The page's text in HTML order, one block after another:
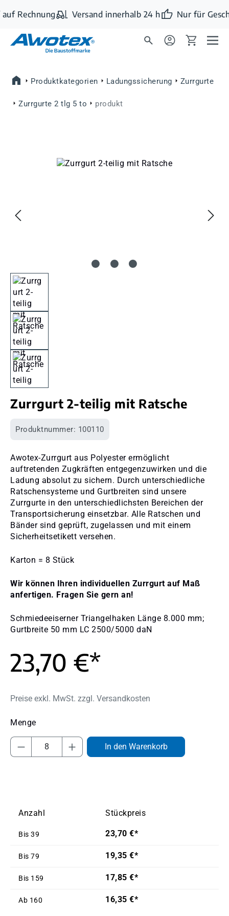
Zum Hauptinhalt springen
Rechnung Versand innerhalb 24 h Nur für
Produktkategorien Ladungssicherung Zurrgurte
Zurrgurte 2 tlg 5 to produkt
Bildergalerie überspringen
Zurrgurt 2-teilig mit Ratsche
Produktnummer: 100110
Awotex-Zurrgurt aus Polyester ermöglicht
auftretenden Zugkräften entgegenzuwirken und die
Ladung absolut zu sichern. Durch unterschiedliche
Ratschensysteme und Gurtbreiten sind unsere
Zurrgurte in den unterschiedlichsten Bereichen der
Transportsicherung einsetzbar. Alle Ratschen und
Bänder sind geprüft, zugelassen und mit einem
Sicherheitsetikett versehen.
Karton = 8 Stück
Wir können Ihren individuellen Zurrgurt auf Maß
anfertigen. Fragen Sie gern an!
Schmiedeeiserner Triangelhaken Länge 8.000 mm;
Gurtbreite 50 mm LC 2500/5000 daN
23,70 €*
Preise exkl. MwSt. zzgl. Versandkosten
Produkt Anzahl: Gib den gewünschten
In den Warenkorb
Anzahl Stückpreis
Bis 39 23,70 €*
Bis 79 19,35 €*
Bis 159 17,85 €*
Ab 160 16,35 €*